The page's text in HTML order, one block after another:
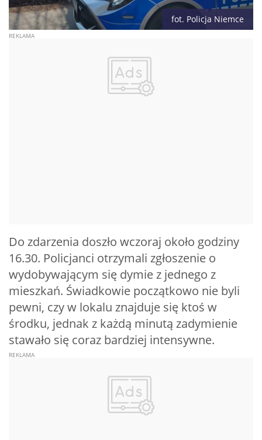
fot. Policja Niemce
Do zdarzenia doszło wczoraj około godziny
16.30. Policjanci otrzymali zgłoszenie o
wydobywającym się dymie z jednego z
mieszkań. Świadkowie początkowo nie byli
pewni, czy w lokalu znajduje się ktoś w
środku, jednak z każdą minutą zadymienie
stawało się coraz bardziej intensywne.